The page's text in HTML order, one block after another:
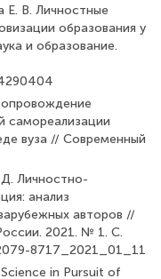
Е. В. Личностные
образования у
и образование.
самореализации
вуза // Современный
Личностно-
анализ
авторов //
2021. № 1. С.
8717_2021_01_11
in Pursuit of